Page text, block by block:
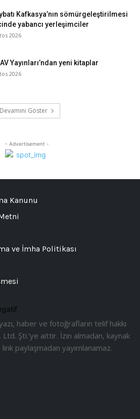
Kafkasya’nın sömürgeleştirilmesi
yabancı yerleşimciler
2026
Yayınları’ndan yeni kitaplar
2026
Devamını Göster
- Advertisement -
haber ve fotoğrafların telif hakkı
Ltd. Şti.’ye aittir. İzin almadan, kaynak
paylaşmadan yayımlanamaz.
Kanunu
ve İmha Politikası